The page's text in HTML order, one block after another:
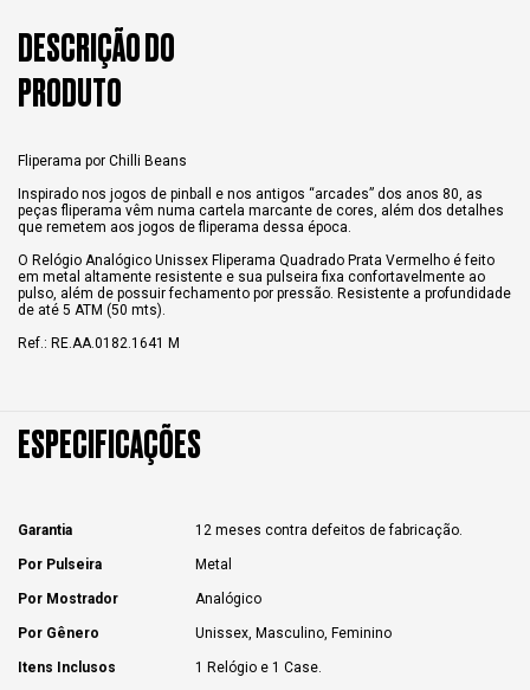
DESCRIÇÃO DO
PRODUTO
Fliperama por Chilli Beans
Inspirado nos jogos de pinball e nos antigos “arcades” dos anos 80, as
peças fliperama vêm numa cartela marcante de cores, além dos detalhes
que remetem aos jogos de fliperama dessa época.
O Relógio Analógico Unissex Fliperama Quadrado Prata Vermelho é feito
em metal altamente resistente e sua pulseira fixa confortavelmente ao
pulso, além de possuir fechamento por pressão. Resistente a profundidade
de até 5 ATM (50 mts).
Ref.: RE.AA.0182.1641 M
ESPECIFICAÇÕES
Garantia 12 meses contra defeitos de fabricação.
Por Pulseira Metal
Por Mostrador Analógico
Por Gênero Unissex, Masculino, Feminino
Itens Inclusos 1 Relógio e 1 Case.